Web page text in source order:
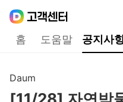
홈 도움말 공지사
Daum